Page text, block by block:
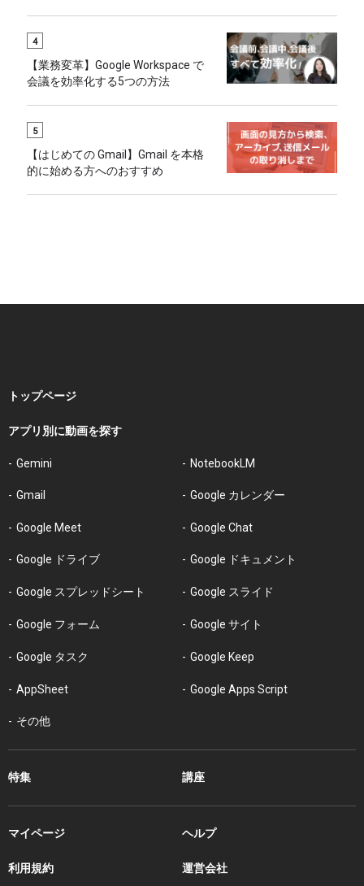
4
【業務変革】Google Workspace で
会議を効率化する5つの方法
5
【はじめての Gmail】Gmail を本格
的に始める方へのおすすめ
トップページ
アプリ別に動画を探す
Gemini NotebookLM
Gmail Google カレンダー
Google Meet Google Chat
Google ドライブ Google ドキュメント
Google スプレッドシート Google スライド
Google フォーム Google サイト
Google タスク Google Keep
AppSheet Google Apps Script
その他
特集 講座
マイページ ヘルプ
利用規約 運営会社